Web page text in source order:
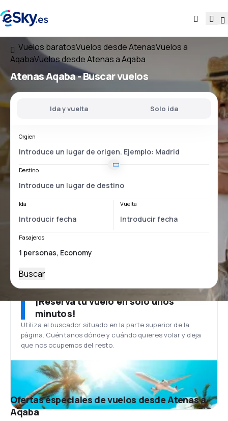
Vuelos baratosVuelos desde AtenasVuelos a
AqabaVuelos desde Atenas a Aqaba
Atenas Aqaba- Buscar vuelos
Ida y vuelta Solo ida
Orgien
Destino
Ida Vuelta
Pasajeros
Buscar
¡Reserva tu vuelo en solo unos
minutos!
Utiliza el buscador situado en la parte superior de la
página. Cuéntanos dónde y cuándo quieres volar y deja
que nos ocupemos del resto.
Ofertas especiales de vuelos desde Atenas a
Aqaba